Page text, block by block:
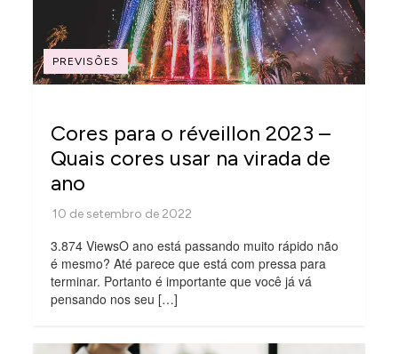
PREVISÕES
Cores para o réveillon 2023 –
Quais cores usar na virada de
ano
3.874 ViewsO ano está passando muito rápido não
é mesmo? Até parece que está com pressa para
terminar. Portanto é importante que você já vá
pensando nos seu […]